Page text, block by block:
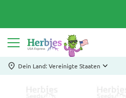
Dein Land: Vereinigte Staaten